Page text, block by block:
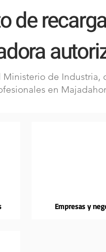
de
Ministerio de Industria,
en
Empresas y